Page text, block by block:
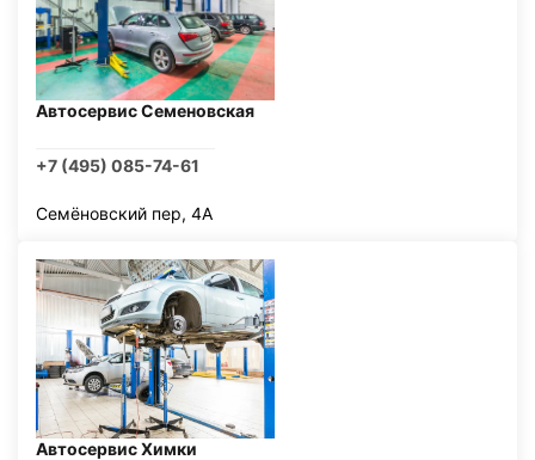
Автосервис Семеновская
+7 (495) 085-74-61
Семёновский пер, 4А
Автосервис Химки